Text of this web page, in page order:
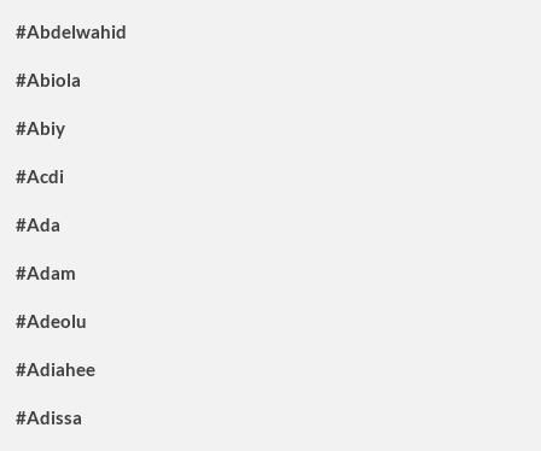
#Abdelwahid
#Abiola
#Abiy
#Acdi
#Ada
#Adam
#Adeolu
#Adiahee
#Adissa